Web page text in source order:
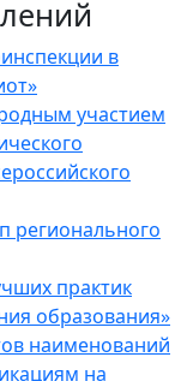
в
участием
регионального
практик
образования»
наименований
на